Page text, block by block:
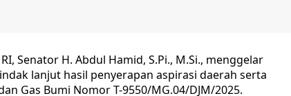
Senator H. Abdul Hamid, S.Pi., M.Si., menggelar
lanjut hasil penyerapan aspirasi daerah serta
Gas Bumi Nomor T-9550/MG.04/DJM/2025.